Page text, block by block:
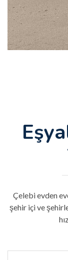
Çelebi evden
şehir içi ve